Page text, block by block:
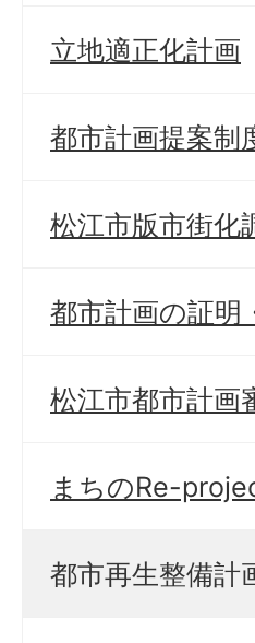
立地適正化計画
都市計画提案制
松江市版市街化
都市計画の証明
松江市都市計画
まちのRe-
都市再生整備計